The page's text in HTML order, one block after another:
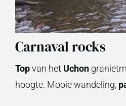
Carnaval rocks
Topvan het Uchon
hoogte. Mooie wandeling,